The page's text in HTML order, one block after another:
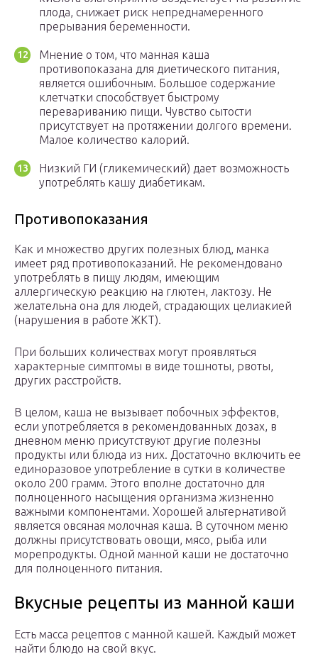
плода, снижает риск непреднамеренного
прерывания беременности.
Мнение о том, что манная каша
противопоказана для диетического питания,
является ошибочным. Большое содержание
клетчатки способствует быстрому
перевариванию пищи. Чувство сытости
присутствует на протяжении долгого времени.
Малое количество калорий.
Низкий ГИ (гликемический) дает возможность
употреблять кашу диабетикам.
Противопоказания
Как и множество других полезных блюд, манка
имеет ряд противопоказаний. Не рекомендовано
употреблять в пищу людям, имеющим
аллергическую реакцию на глютен, лактозу. Не
желательна она для людей, страдающих целиакией
(нарушения в работе ЖКТ).
При больших количествах могут проявляться
характерные симптомы в виде тошноты, рвоты,
других расстройств.
В целом, каша не вызывает побочных эффектов,
если употребляется в рекомендованных дозах, в
дневном меню присутствуют другие полезны
продукты или блюда из них. Достаточно включить ее
единоразовое употребление в сутки в количестве
около 200 грамм. Этого вполне достаточно для
полноценного насыщения организма жизненно
важными компонентами. Хорошей альтернативой
является овсяная молочная каша. В суточном меню
должны присутствовать овощи, мясо, рыба или
морепродукты. Одной манной каши не достаточно
для полноценного питания.
Вкусные рецепты из манной каши
Есть масса рецептов с манной кашей. Каждый может
найти блюдо на свой вкус.